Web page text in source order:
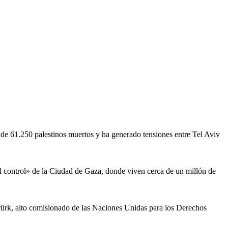
61.250 palestinos muertos y ha generado tensiones entre Tel Aviv
de la Ciudad de Gaza, donde viven cerca de un millón de
alto comisionado de las Naciones Unidas para los Derechos